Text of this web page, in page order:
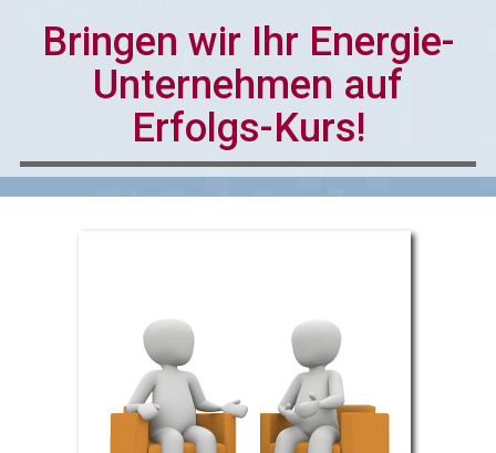
Bringen wir Ihr Energie-
Unternehmen auf
Erfolgs-Kurs!